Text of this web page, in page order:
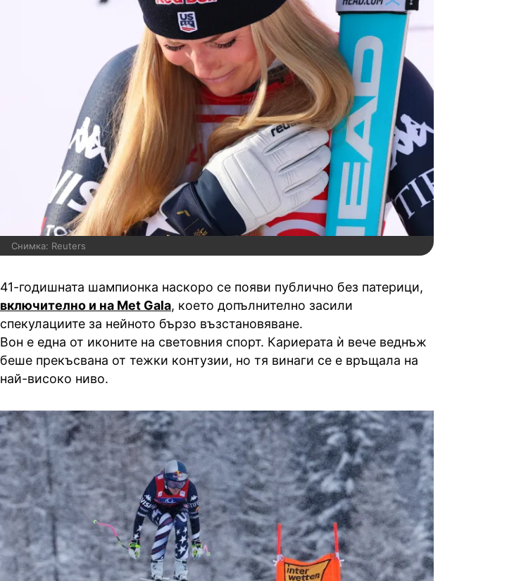
Снимка: Reuters
41-годишната шампионка наскоро се появи публично без патерици,
включително и на Met Gala, което допълнително засили
спекулациите за нейното бързо възстановяване.
Вон е една от иконите на световния спорт. Кариерата ѝ вече веднъж
беше прекъсвана от тежки контузии, но тя винаги се е връщала на
най-високо ниво.